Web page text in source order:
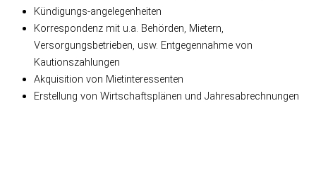
Kündigungs-angelegenheiten
Korrespondenz mit u.a. Behörden, Mietern,
Versorgungsbetrieben, usw. Entgegennahme von
Kautionszahlungen
Akquisition von Mietinteressenten
Erstellung von Wirtschaftsplänen und Jahresabrechnungen